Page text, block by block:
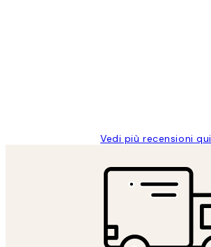
Vedi più recensioni qui